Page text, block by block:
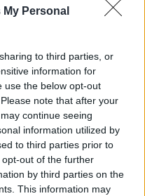
Personal
to third parties, or
information for
use the below opt-out
note that after your
continue seeing
information utilized by
to third parties prior to
out of the further
by third parties on the
This information may
το…